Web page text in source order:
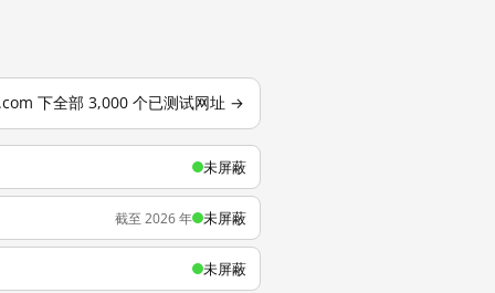
下全部 3,000 个已测试网址 →
未屏蔽
截至 2026 年 未屏蔽
未屏蔽